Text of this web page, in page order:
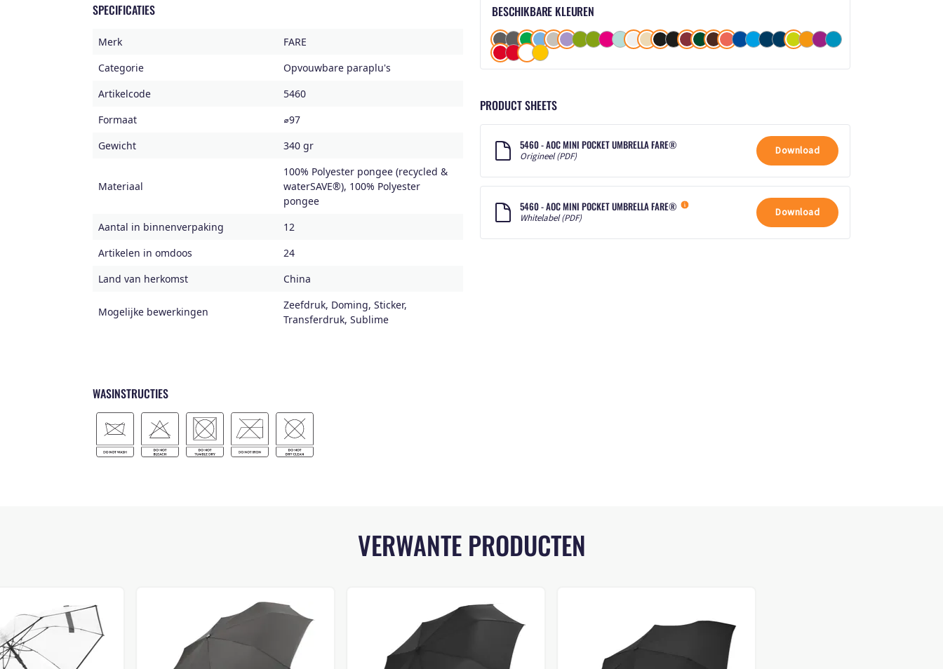
SPECIFICATIES
Merk
FARE
Categorie
Opvouwbare paraplu's
Artikelcode
5460
Formaat
⌀97
Gewicht
340 gr
Materiaal
100% Polyester pongee (recycled &
waterSAVE®), 100% Polyester
pongee
Aantal in binnenverpaking
12
Artikelen in omdoos
24
Land van herkomst
China
Mogelijke bewerkingen
Zeefdruk, Doming, Sticker,
Transferdruk, Sublime
BESCHIKBARE KLEUREN
PRODUCT SHEETS
5460 - AOC MINI POCKET UMBRELLA FARE®
Origineel (PDF) Download
5460 - AOC MINI POCKET UMBRELLA FARE®
Whitelabel (PDF) Download
WASINSTRUCTIES
VERWANTE PRODUCTEN